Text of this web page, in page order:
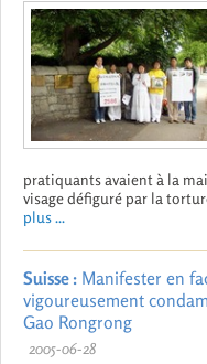
pratiquants avaient à la
visage défiguré par la
plus ...
Suisse : Manifester en
vigoureusement
Gao Rongrong
2005-06-28